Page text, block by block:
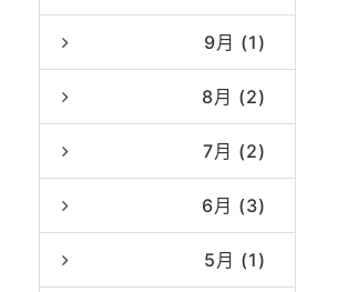
9月 (1)
8月 (2)
7月 (2)
6月 (3)
5月 (1)